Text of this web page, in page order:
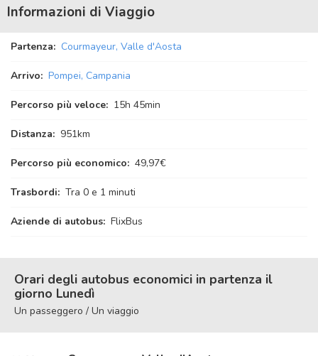
Informazioni di Viaggio
Partenza: Courmayeur, Valle d'Aosta
Arrivo: Pompei, Campania
Percorso più veloce: 15h 45min
Distanza: 951km
Percorso più economico: 49,97€
Trasbordi: Tra 0 e 1 minuti
Aziende di autobus: FlixBus
Orari degli autobus economici in partenza il
giorno Lunedì
Un passeggero / Un viaggio